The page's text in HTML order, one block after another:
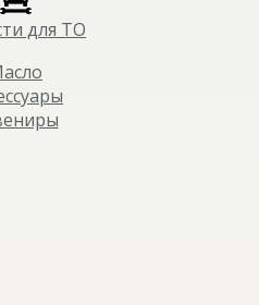
для ТО